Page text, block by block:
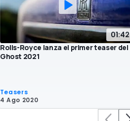
01:42
Rolls-Royce lanza el primer teaser del
Ghost 2021
Teasers
4 Ago 2020